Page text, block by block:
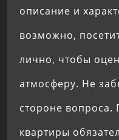
описание и
возможно,
лично, чтобы
атмосферу. Не
стороне вопроса.
квартиры